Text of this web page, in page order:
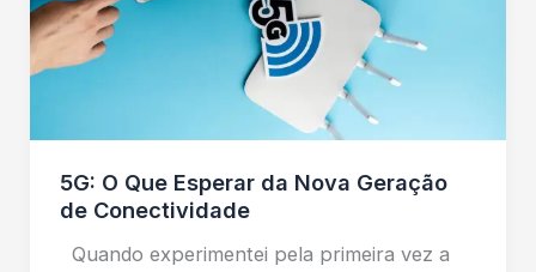
5G: O Que Esperar da Nova Geração
de Conectividade
Quando experimentei pela primeira vez a